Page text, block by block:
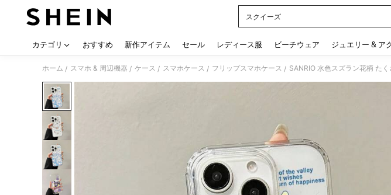
スクイーズ
カテゴリ おすすめ 新作アイテム セール レディース服 ビーチウェア ジュエリー & ア
ホーム / スマホ & 周辺機器 / ケース / スマホケース / フリップスマホケース /